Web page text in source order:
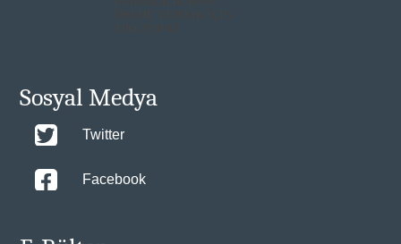
Sosyal Medya
Twitter
Facebook